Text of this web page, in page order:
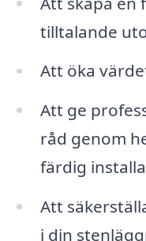
tilltalande
Att öka
Att ge
råd genom
färdig
Att
i din